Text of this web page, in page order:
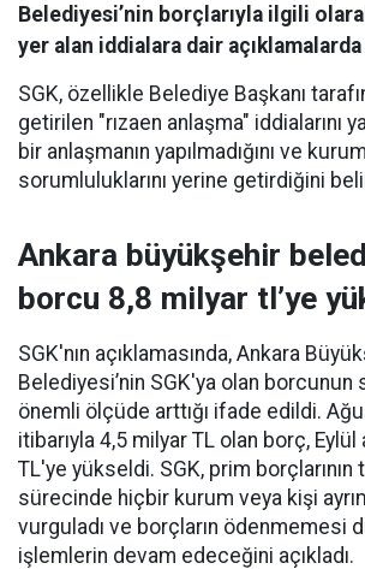
Belediyesi’nin borçlarıyla ilgili
yer alan iddialara dair
SGK, özellikle Belediye Başkanı
getirilen "rızaen anlaşma" iddialarını
bir anlaşmanın yapılmadığını ve
sorumluluklarını yerine getirdiğini
Ankara büyükşehir
borcu 8,8 milyar tl’ye
SGK'nın açıklamasında, Ankara
Belediyesi’nin SGK'ya olan borcunun
önemli ölçüde arttığı ifade edildi.
itibarıyla 4,5 milyar TL olan borç, Eylül
TL'ye yükseldi. SGK, prim borçlarının
sürecinde hiçbir kurum veya kişi
vurguladı ve borçların ödenmemesi
işlemlerin devam edeceğini açıkladı.